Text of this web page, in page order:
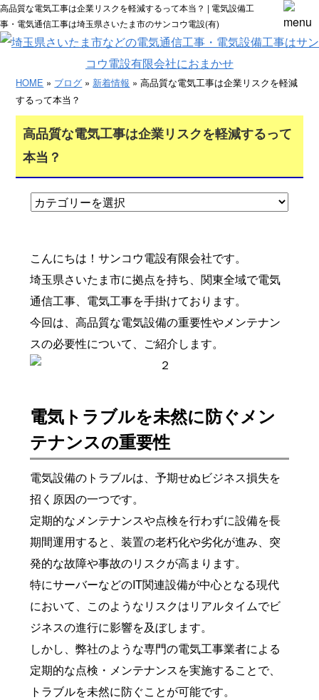
高品質な電気工事は企業リスクを軽減するって本当？ | 電気設備工
事・電気通信工事は埼玉県さいたま市のサンコウ電設(有)
HOME » ブログ » 新着情報 » 高品質な電気工事は企業リスクを軽減
するって本当？
高品質な電気工事は企業リスクを軽減するって
本当？
こんにちは！サンコウ電設有限会社です。
埼玉県さいたま市に拠点を持ち、関東全域で電気
通信工事、電気工事を手掛けております。
今回は、高品質な電気設備の重要性やメンテナン
スの必要性について、ご紹介します。
電気トラブルを未然に防ぐメン
テナンスの重要性
電気設備のトラブルは、予期せぬビジネス損失を
招く原因の一つです。
定期的なメンテナンスや点検を行わずに設備を長
期間運用すると、装置の老朽化や劣化が進み、突
発的な故障や事故のリスクが高まります。
特にサーバーなどのIT関連設備が中心となる現代
において、このようなリスクはリアルタイムでビ
ジネスの進行に影響を及ぼします。
しかし、弊社のような専門の電気工事業者による
定期的な点検・メンテナンスを実施することで、
トラブルを未然に防ぐことが可能です。